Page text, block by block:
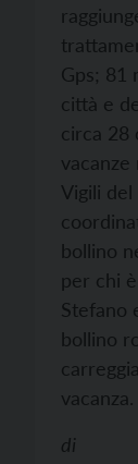
Gps; 81
città e
circa 28
Vigili
bollino
per chi
Stefano
bollino
vacanza.
di